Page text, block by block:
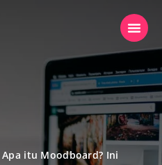
Apa itu Moodboard? Ini